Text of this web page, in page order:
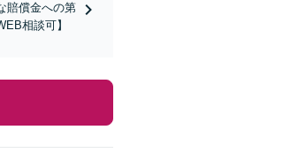
賠償金への第
相談可】